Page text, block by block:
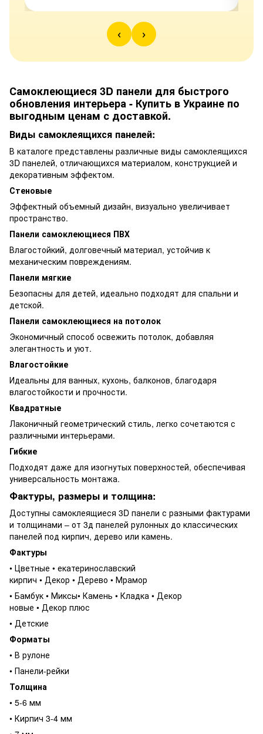
‹ ›
Самоклеющиеся 3D панели для быстрого
обновления интерьера - Купить в Украине по
выгодным ценам с доставкой.
Виды самоклеящихся панелей:
В каталоге представлены различные виды самоклеящихся
3D панелей, отличающихся материалом, конструкцией и
декоративным эффектом.
Стеновые
Эффектный объемный дизайн, визуально увеличивает
пространство.
Панели самоклеющиеся ПВХ
Влагостойкий, долговечный материал, устойчив к
механическим повреждениям.
Панели мягкие
Безопасны для детей, идеально подходят для спальни и
детской.
Панели самоклеющиеся на потолок
Экономичный способ освежить потолок, добавляя
элегантность и уют.
Влагостойкие
Идеальны для ванных, кухонь, балконов, благодаря
влагостойкости и прочности.
Квадратные
Лаконичный геометрический стиль, легко сочетаются с
различными интерьерами.
Гибкие
Подходят даже для изогнутых поверхностей, обеспечивая
универсальность монтажа.
Фактуры, размеры и толщина:
Доступны самоклеящиеся 3D панели с разными фактурами
и толщинами – от 3д панелей рулонных до классических
панелей под кирпич, дерево или камень.
Фактуры
• Цветные • екатеринославский
кирпич • Декор • Дерево • Мрамор
• Бамбук • Миксы• Камень • Кладка • Декор
новые • Декор плюс
• Детские
Форматы
• В рулоне
• Панели-рейки
Толщина
• 5-6 мм
• Кирпич 3-4 мм